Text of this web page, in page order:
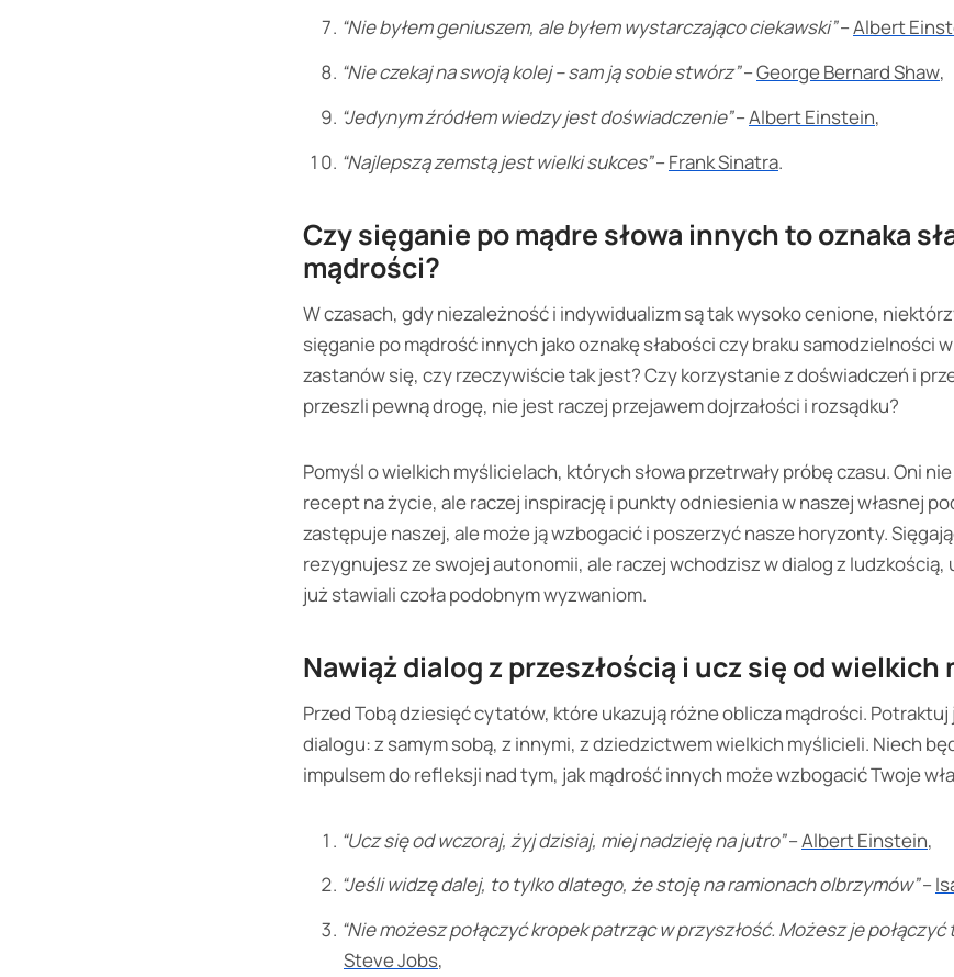
“Nie byłem geniuszem, ale byłem wystarczająco ciekawski”–Albert
“Nie czekaj na swoją kolej – sam ją sobie stwórz”–George Bernard Shaw,
“Jedynym źródłem wiedzy jest doświadczenie”–Albert Einstein,
“Najlepszą zemstą jest wielki sukces”–Frank Sinatra.
Czy sięganie po mądre słowa innych to oznaka
mądrości?
W czasach, gdy niezależność i indywidualizm są tak wysoko cenione,
sięganie po mądrość innych jako oznakę słabości czy braku samodzielności
zastanów się, czy rzeczywiście tak jest? Czy korzystanie z doświadczeń i
przeszli pewną drogę, nie jest raczej przejawem dojrzałości i rozsądku?
Pomyśl o wielkich myślicielach, których słowa przetrwały próbę czasu. Oni
recept na życie, ale raczej inspirację i punkty odniesienia w naszej własnej
zastępuje naszej, ale może ją wzbogacić i poszerzyć nasze horyzonty.
rezygnujesz ze swojej autonomii, ale raczej wchodzisz w dialog z
już stawiali czoła podobnym wyzwaniom.
Nawiąż dialog z przeszłością i ucz się od
Przed Tobą dziesięć cytatów, które ukazują różne oblicza mądrości. Potraktuj
dialogu: z samym sobą, z innymi, z dziedzictwem wielkich myślicieli. Niech
impulsem do refleksji nad tym, jak mądrość innych może wzbogacić Twoje
“Ucz się od wczoraj, żyj dzisiaj, miej nadzieję na jutro”–Albert Einstein,
“Jeśli widzę dalej, to tylko dlatego, że stoję na ramionach olbrzymów”–
“Nie możesz połączyć kropek patrząc w przyszłość. Możesz je
Steve Jobs,